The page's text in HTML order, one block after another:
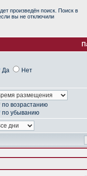
произведён поиск. Поиск в
вы не отключили
Да Нет
по возрастанию
по убыванию